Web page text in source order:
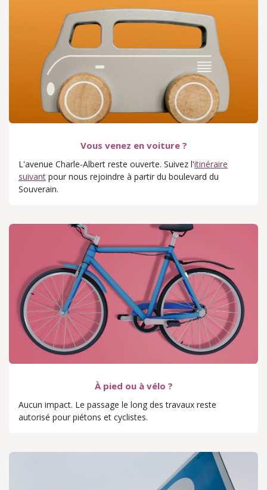
Vous venez en voiture ?
L'avenue Charle-Albert reste ouverte. Suivez l'itinéraire
suivant pour nous rejoindre à partir du boulevard du
Souverain.
À pied ou à vélo ?
Aucun impact. Le passage le long des travaux reste
autorisé pour piétons et cyclistes.